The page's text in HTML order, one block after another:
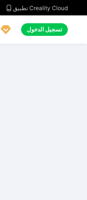
 تطبيق Creality Cloud
 تسجيل الدخول